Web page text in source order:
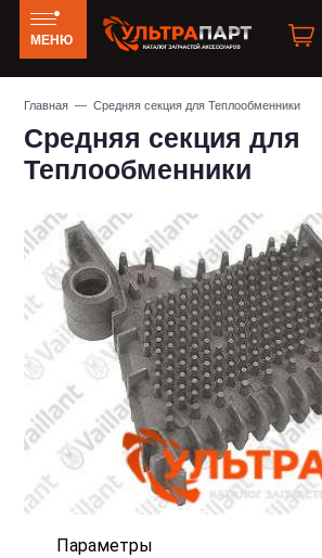
МЕНЮ
Главная — Средняя секция для Теплообменники
Средняя секция для
Теплообменники
Параметры